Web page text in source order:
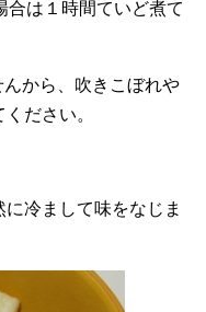
合は１時間ていど煮て
から、吹きこぼれや
ださい。
に冷まして味をなじま